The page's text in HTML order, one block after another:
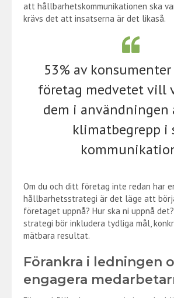
att hållbarhetskommunikationen ska
krävs det att insatserna är det likaså.
53% av
företag medvetet vill
dem i användningen
klimatbegrepp i
Om du och ditt företag inte redan har
hållbarhetsstrategi är det läge att
företaget uppnå? Hur ska ni uppnå
strategi bör inkludera tydliga mål,
mätbara resultat.
Förankra i ledningen
engagera